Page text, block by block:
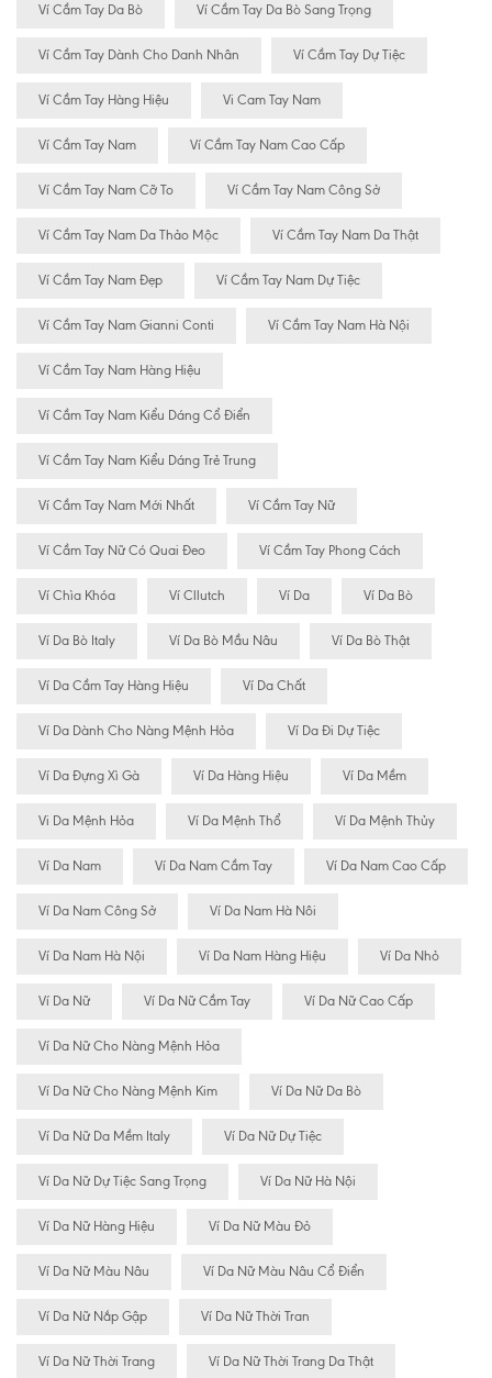
Ví Cầm Tay Da Bò Ví Cầm Tay Da Bò Sang Trọng
Ví Cầm Tay Dành Cho Danh Nhân Ví Cầm Tay Dự Tiệc
Ví Cầm Tay Hàng Hiệu Vi Cam Tay Nam
Ví Cầm Tay Nam Ví Cầm Tay Nam Cao Cấp
Ví Cầm Tay Nam Cỡ To Ví Cầm Tay Nam Công Sở
Ví Cầm Tay Nam Da Thảo Mộc Ví Cầm Tay Nam Da Thật
Ví Cầm Tay Nam Đẹp Ví Cầm Tay Nam Dự Tiệc
Ví Cầm Tay Nam Gianni Conti Ví Cầm Tay Nam Hà Nội
Ví Cầm Tay Nam Hàng Hiệu
Ví Cầm Tay Nam Kiểu Dáng Cổ Điển
Ví Cầm Tay Nam Kiểu Dáng Trẻ Trung
Ví Cầm Tay Nam Mới Nhất Ví Cầm Tay Nữ
Ví Cầm Tay Nữ Có Quai Đeo Ví Cầm Tay Phong Cách
Ví Chìa Khóa Ví Cllutch Ví Da Ví Da Bò
Ví Da Bò Italy Ví Da Bò Mầu Nâu Ví Da Bò Thật
Ví Da Cầm Tay Hàng Hiệu Ví Da Chất
Ví Da Dành Cho Nàng Mệnh Hỏa Ví Da Đi Dự Tiệc
Ví Da Đựng Xì Gà Ví Da Hàng Hiệu Ví Da Mềm
Vi Da Mệnh Hỏa Ví Da Mệnh Thổ Ví Da Mệnh Thủy
Ví Da Nam Ví Da Nam Cầm Tay Ví Da Nam Cao Cấp
Ví Da Nam Công Sở Ví Da Nam Hà Nôi
Ví Da Nam Hà Nội Ví Da Nam Hàng Hiệu Ví Da Nhỏ
Ví Da Nữ Ví Da Nữ Cầm Tay Ví Da Nữ Cao Cấp
Ví Da Nữ Cho Nàng Mệnh Hỏa
Ví Da Nữ Cho Nàng Mệnh Kim Ví Da Nữ Da Bò
Ví Da Nữ Da Mềm Italy Ví Da Nữ Dự Tiệc
Ví Da Nữ Dự Tiệc Sang Trọng Ví Da Nữ Hà Nội
Ví Da Nữ Hàng Hiệu Ví Da Nữ Màu Đỏ
Ví Da Nữ Màu Nâu Ví Da Nữ Màu Nâu Cổ Điển
Ví Da Nữ Nắp Gập Ví Da Nữ Thời Tran
Ví Da Nữ Thời Trang Ví Da Nữ Thời Trang Da Thật